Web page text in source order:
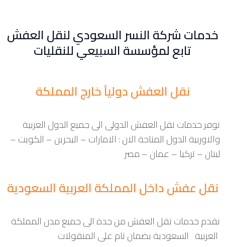
خدمات شركة النسر السعودي لنقل العفش
تابع لمؤسسة السبيعي للنقليات
نقل العفش دولياً خارج المملكة
نوفر خدمات نقل العفش الدولى الى جميع الدول العربية
والاوربية الدول المتاحة الان : الامارات – البحرين – الكويت –
لبنان – تركيا – عمان – مصر
نقل عفش داخل المملكة العربية السعودية
نقدم خدمات نقل العفش من جدة الى جميع مدن المملكة